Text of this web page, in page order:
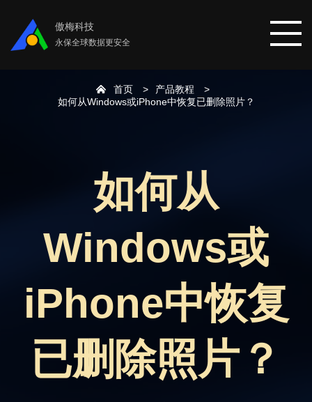
傲梅科技
永保全球数据更安全
数据备份
支持
首页
产品教程
如何从Windows或iPhone中恢复已删除照片？
如何从
Windows或
iPhone中恢复
已删除照片？